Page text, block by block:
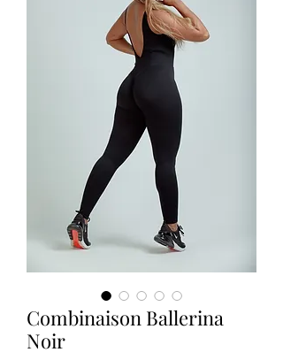
Combinaison Ballerina
Noir